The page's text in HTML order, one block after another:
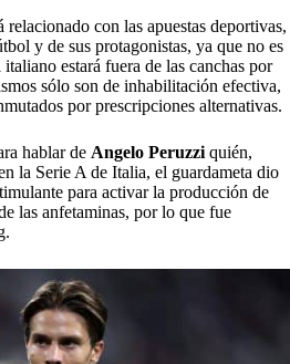
relacionado con las apuestas deportivas,
y de sus protagonistas, ya que no es
estará fuera de las canchas por
sólo son de inhabilitación efectiva,
por prescripciones alternativas.
hablar de Angelo Peruzzi quién,
la Serie A de Italia, el guardameta dio
para activar la producción de
las anfetaminas, por lo que fue